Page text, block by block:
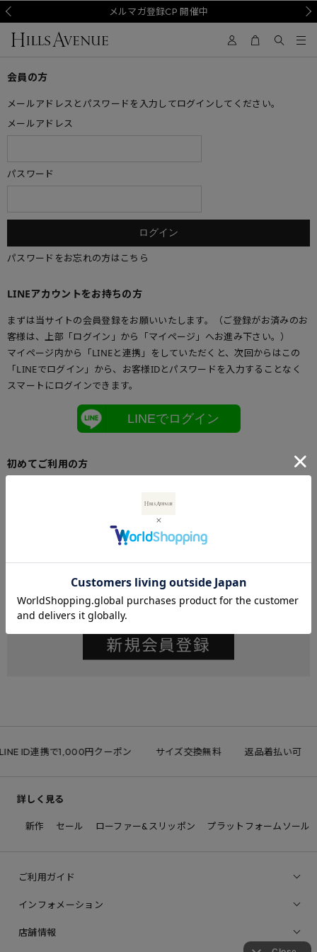
メルマガ登録CP 開催中
会員の方
メールアドレスとパスワードを入力してログインしてください。
メールアドレス
パスワード
パスワードをお忘れの方はこちら
LINEアカウントをお持ちの方
まずは当サイトの会員登録をお願いいたします。（ご登録がお済みのお
客様は、上部「ログイン」から「マイページ」へお進み下さい。）
マイページ内から「LINEと連携」をしていただくと、次回からはこの
「LINEでログイン」から、お客様IDとパスワードを入力することなく
スマートにログインできます。
LINEでログイン
初めてご利用の方
メールアドレスとパスワードを登録しておくと便利にお買い物ができる
ID連携で1,000円クーポン サイズ交換無料 返品着払い可
詳しく見る
新作 セール ローファー&スリッポン プラットフォームソール
ご利用ガイド
インフォメーション
店舗情報